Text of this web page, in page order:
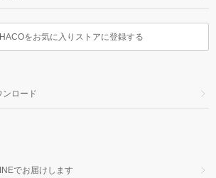
をお気に入りストアに登録する
ンロード
でお届けします